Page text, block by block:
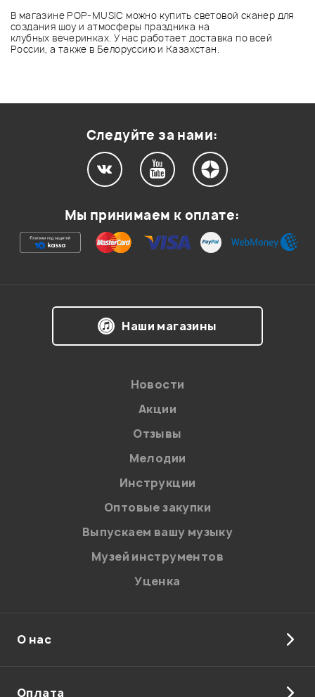
В магазине POP-MUSIC можно купить световой сканер для
создания шоу и атмосферы праздника на
клубных вечеринках. У нас работает доставка по всей
России, а также в Белоруссию и Казахстан.
Следуйте за нами:
Мы принимаем к оплате:
Наши магазины
Новости
Акции
Отзывы
Мелодии
Инструкции
Оптовые закупки
Выпускаем вашу музыку
Музей инструментов
Уценка
О нас
Оплата